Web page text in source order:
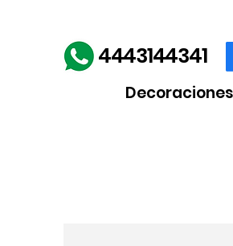
4443144341
Decoraciones